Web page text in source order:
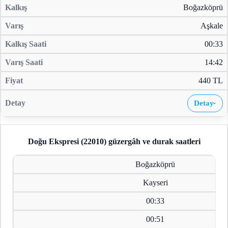
Boğazköprü
Aşkale
00:33
14:42
440 TL
Detay›
Doğu Ekspresi (22010)güzergâh ve durak saatleri
Boğazköprü
Kayseri
00:33
00:51